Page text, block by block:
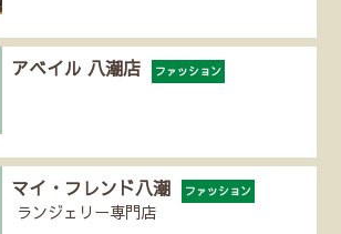
アベイル 八潮店 ファッション
マイ・フレンド八潮 ファッション
ランジェリー専門店